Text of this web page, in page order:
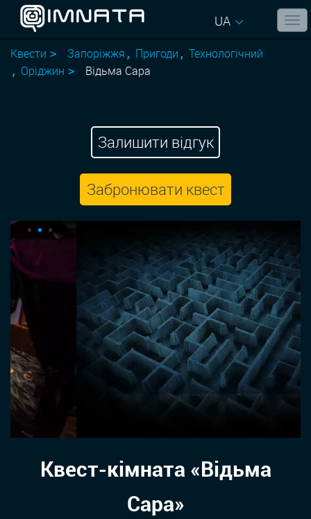
UA
Квести Запоріжжя Пригоди
Технологiчний
Оріджин
Відьма Сара
Залишити відгук
Забронювати квест
Квест-кімната «Відьма
Сара»